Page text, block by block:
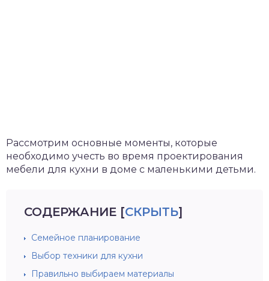
Рассмотрим основные моменты, которые
необходимо учесть во время проектирования
мебели для кухни в доме с маленькими детьми.
СОДЕРЖАНИЕ [СКРЫТЬ]
Семейное планирование
Выбор техники для кухни
Правильно выбираем материалы